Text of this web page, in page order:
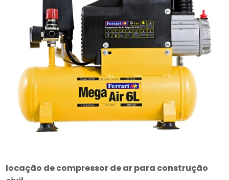
locação de compressor de ar para construção